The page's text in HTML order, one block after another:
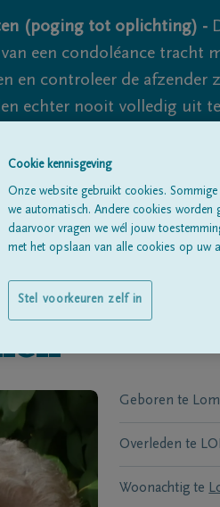
(poging tot oplichting) -
een condoléance tracht
en controleer de
echter nooit volledig uit
Geboren te
Overleden te
Woonachtig te
Cookie kennisgeving
Onze website gebruikt cookies.
we automatisch. Andere cookies worden
daarvoor vragen we wél jouw
met het opslaan van alle cookies op uw
Stel voorkeuren zelf in